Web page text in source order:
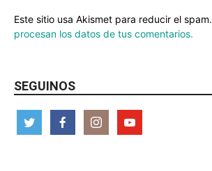
Este sitio usa Akismet para reducir el spam.
procesan los datos de tus comentarios.
SEGUINOS